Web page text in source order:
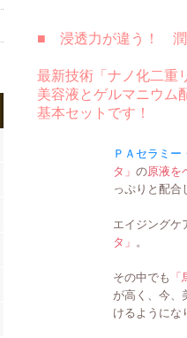
■ 浸透力が違う！ 潤
最新技術「ナノ化二重
美容液とゲルマニウム
基本セットです！
ＰＡセラミー
タ」 の原液を
っぷりと配合
エイジングケ
タ」 。
その中でも
が高く、今、
けるようにな